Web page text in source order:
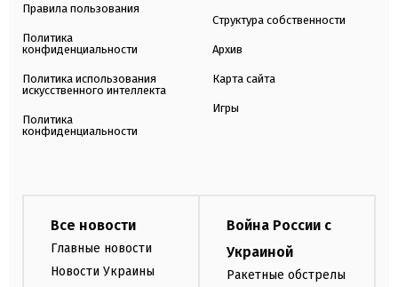
Правила пользования
Политика
конфиденциальности
Политика использования
искусственного интеллекта
Политика
конфиденциальности
Структура собственности
Архив
Карта сайта
Игры
Все новости
Главные новости
Новости Украины
Война России с
Украиной
Ракетные обстрелы